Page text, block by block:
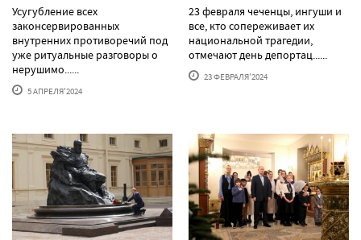
Усугубление всех
законсервированных
внутренних противоречий под
уже ритуальные разговоры о
нерушимо......
5 АПРЕЛЯ'2024
23 февраля чеченцы, ингуши и
все, кто сопереживает их
национальной трагедии,
отмечают день депортац......
23 ФЕВРАЛЯ'2024